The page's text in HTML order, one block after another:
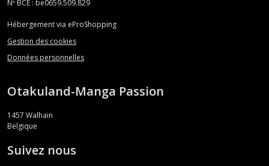
Nº BCE : be0659.509.829
Hébergement via eProShopping
Gestion des cookies
Données personnelles
Otakuland-Manga Passion
1457 Walhain
Belgique
Suivez nous